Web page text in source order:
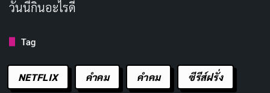
ยอดเยี่ยมของนักแสดงหลักและความตลกที่ไม่เหมือนใคร
ประเภท: คอมเมดี้, อาชญากรรม, ดราม่า
วันที่ออกอากาศ: 3 ตุลาคม 2024
วันนี้กินอะไรดี
Tag
NETFLIX คำคม คําคม ซีรีส์ฝรั่ง